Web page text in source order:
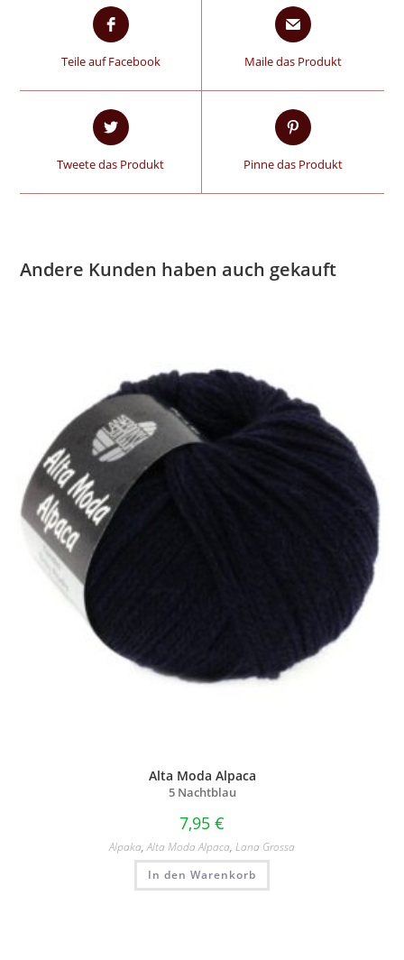
Teile auf Facebook Maile das Produkt
Tweete das Produkt Pinne das Produkt
Andere Kunden haben auch gekauft
Alta Moda Alpaca
5 Nachtblau
7,95 €
Alpaka,Alta Moda Alpaca, Lana Grossa
In den Warenkorb